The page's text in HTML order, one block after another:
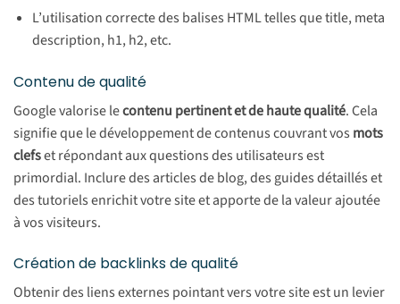
L’utilisation correcte des balises HTML telles que title, meta
description, h1, h2, etc.
Contenu de qualité
Google valorise lecontenu pertinent et de haute qualité. Cela
signifie que le développement de contenus couvrant vos mots
clefset répondant aux questions des utilisateurs est
primordial. Inclure des articles de blog, des guides détaillés et
des tutoriels enrichit votre site et apporte de la valeur ajoutée
à vos visiteurs.
Création de backlinks de qualité
Obtenir des liens externes pointant vers votre site est un levier